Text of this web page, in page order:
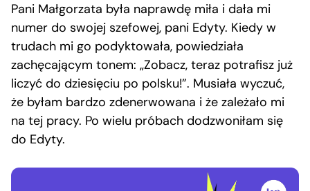
Pani Małgorzata była naprawdę miła i dała mi
numer do swojej szefowej, pani Edyty. Kiedy w
trudach mi go podyktowała, powiedziała
zachęcającym tonem: „Zobacz, teraz potrafisz już
liczyć do dziesięciu po polsku!”. Musiała wyczuć,
że byłam bardzo zdenerwowana i że zależało mi
na tej pracy. Po wielu próbach dodzwoniłam się
do Edyty.